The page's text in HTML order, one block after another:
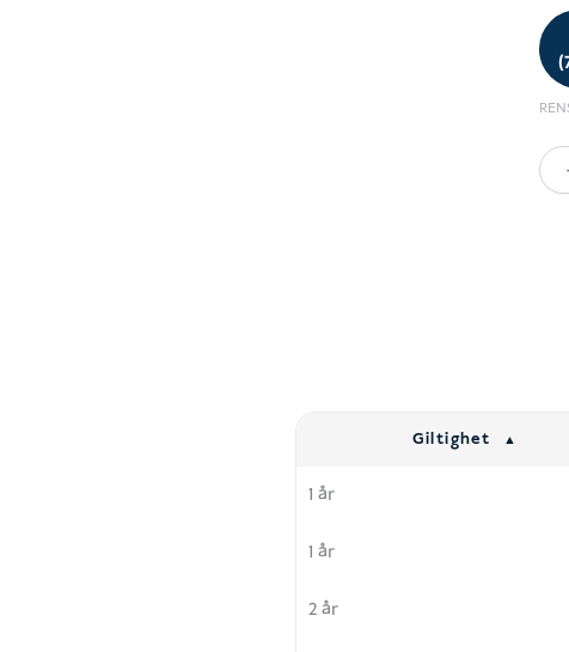
Giltighet
1 år
1 år
2 år